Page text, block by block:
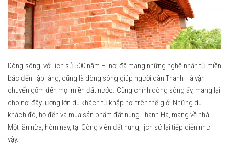
Dòng sông, với lịch sử 500 năm – nơi đã mang những nghệ nhân từ miền
bắc đến lập làng, cũng là dòng sông giúp người dân Thanh Hà vận
chuyển gốm đến mọi miền đất nước. Cũng chính dòng sông ấy, mang lại
cho nơi đây lượng lớn du khách từ khắp nơi trên thế giới.Những du
khách đó, họ đến và mua sản phẩm đất nung Thanh Hà, mang về nhà.
Một lần nữa, hôm nay, tại Công viên đất nung, lịch sử lại tiếp diễn như
vậy.